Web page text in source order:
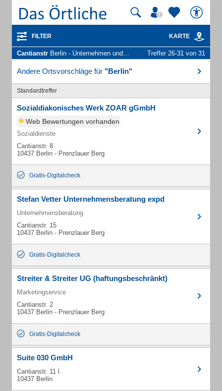
FILTER KARTE
Cantianstr Berlin - Unternehmen und Personen Treffer 26-31 von 31
Andere Ortsvorschläge für "Berlin"
Standardtreffer
Sozialdiakonisches Werk ZOAR gGmbH
Web Bewertungen vorhanden
Sozialdienste
Cantianstr. 8
10437 Berlin - Prenzlauer Berg
Gratis-Digitalcheck
Stefan Vetter Unternehmensberatung expd
Unternehmensberatung
Cantianstr. 15
10437 Berlin - Prenzlauer Berg
Gratis-Digitalcheck
Streiter & Streiter UG (haftungsbeschränkt)
Marketingservice
Cantianstr. 2
10437 Berlin - Prenzlauer Berg
Gratis-Digitalcheck
Suite 030 GmbH
Cantianstr. 11 l
10437 Berlin